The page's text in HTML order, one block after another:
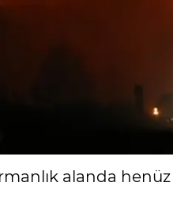
alanda